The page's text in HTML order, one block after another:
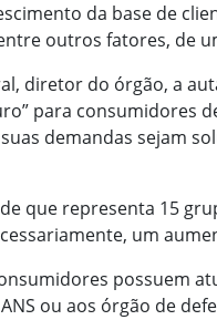
da base de
outros fatores, de
diretor do órgão, a
para consumidores
demandas sejam
que representa 15
um
possuem
ou aos órgão de